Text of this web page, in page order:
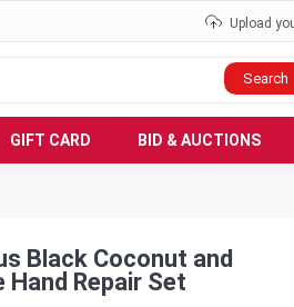
Upload
Search
GIFT CARD BID & AUCTIONS
Black Coconut and
Hand Repair Set